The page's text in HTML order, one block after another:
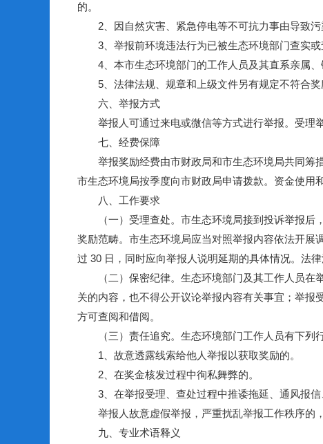
的。
2、因自然灾害、紧急停电等不可抗力事由导致污
3、举报前环境违法行为已被生态环境部门查实或
4、本市生态环境部门的工作人员及其直系亲属、
5、法律法规、规章和上级文件另有规定不符合奖
六、举报方式
举报人可通过来电或微信等方式进行举报。受理举
七、经费保障
举报奖励经费由市财政局和市生态环境局共同筹措
市生态环境局按季度向市财政局申请拨款。资金使用
八、工作要求
（一）受理查处。市生态环境局接到投诉举报后，
奖励范畴。市生态环境局应当对照举报内容依法开展
过 30 日，同时应向举报人说明延期的具体情况。法
（二）保密纪律。生态环境部门及其工作人员在举
关的内容，也不得公开议论举报内容有关事宜；举报
方可查阅和借阅。
（三）责任追究。生态环境部门工作人员有下列行
1、故意透露线索给他人举报以获取奖励的。
2、在奖金核发过程中徇私舞弊的。
3、在举报受理、查处过程中推诿拖延、通风报信
举报人故意虚假举报，严重扰乱举报工作秩序的，
九、专业术语释义